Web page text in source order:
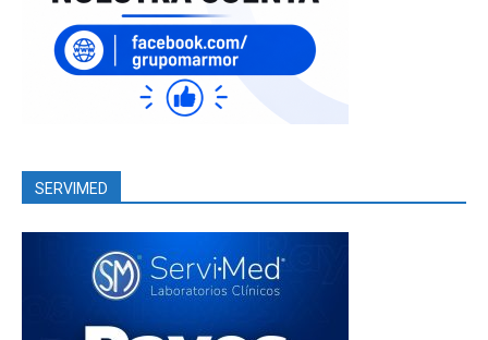
SERVIMED